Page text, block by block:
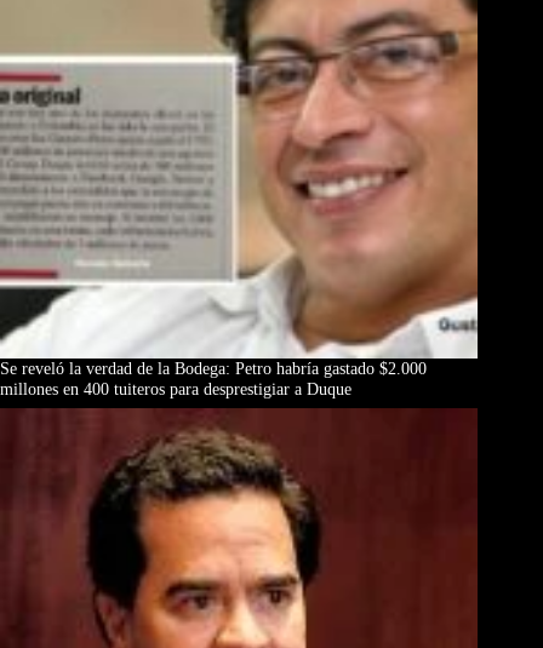
Se reveló la verdad de la Bodega: Petro habría gastado $2.000
millones en 400 tuiteros para desprestigiar a Duque